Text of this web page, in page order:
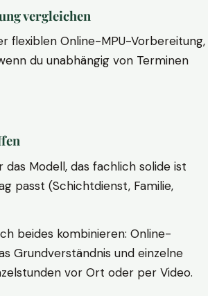
vergleichen
flexiblen Online-MPU-Vorbereitung,
du unabhängig von Terminen
das Modell, das fachlich solide ist
passt (Schichtdienst, Familie,
beides kombinieren: Online-
Grundverständnis und einzelne
vor Ort oder per Video.